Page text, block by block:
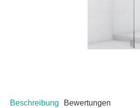
Beschreibung Bewertungen